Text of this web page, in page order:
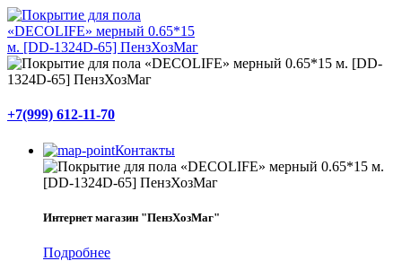
+7(999) 612-11-70
Контакты
Интернет магазин "ПензХозМаг"
Подробнее